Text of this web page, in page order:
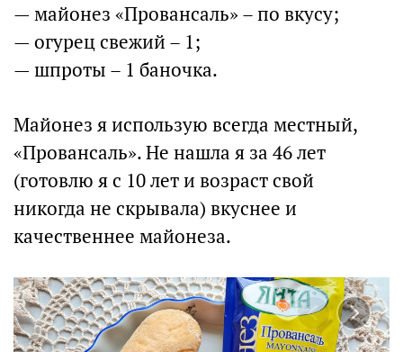
— майонез «Провансаль» – по вкусу;
— огурец свежий – 1;
— шпроты – 1 баночка.
Майонез я использую всегда местный,
«Провансаль». Не нашла я за 46 лет
(готовлю я с 10 лет и возраст свой
никогда не скрывала) вкуснее и
качественнее майонеза.